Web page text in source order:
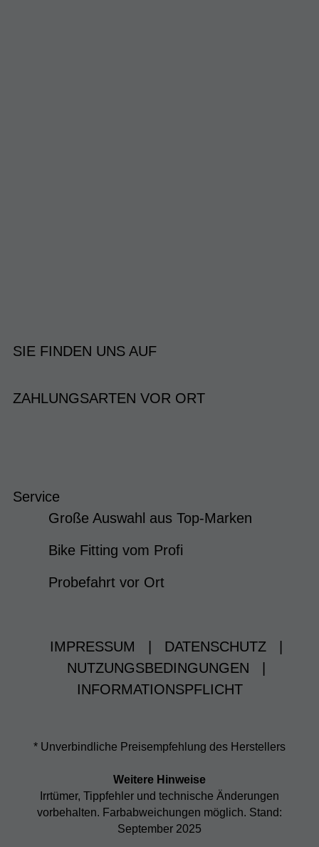
SIE FINDEN UNS AUF
ZAHLUNGSARTEN VOR ORT
Service
Große Auswahl aus Top-Marken
Bike Fitting vom Profi
Probefahrt vor Ort
IMPRESSUM DATENSCHUTZ
NUTZUNGSBEDINGUNGEN
INFORMATIONSPFLICHT
* Unverbindliche Preisempfehlung des Herstellers
Weitere Hinweise
Irrtümer, Tippfehler und technische Änderungen
vorbehalten. Farbabweichungen möglich. Stand:
September 2025